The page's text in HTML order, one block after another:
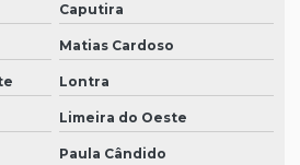
Caputira
Matias Cardoso
Lontra
Limeira do Oeste
Paula Cândido